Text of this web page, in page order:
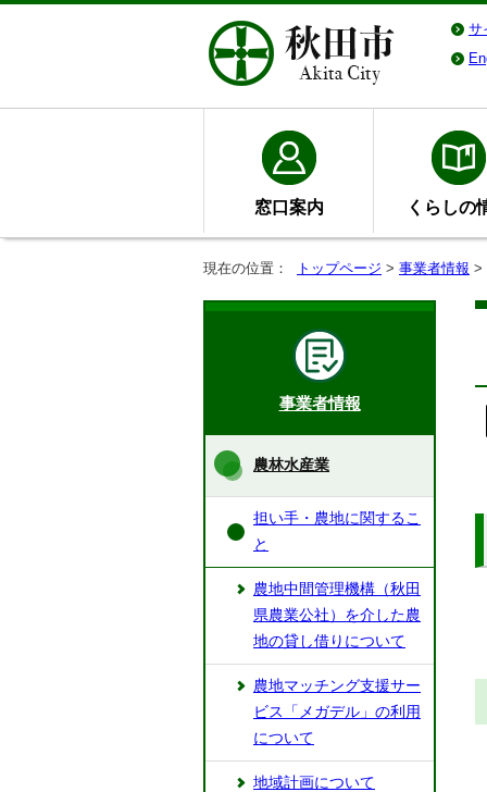
サ
窓口案内 くらしの
現在の位置： トップページ > 事業者情報 >
事業者情報
農林水産業
担い手・農地に関するこ
と
農地中間管理機構（秋田
県農業公社）を介した農
地の貸し借りについて
農地マッチング支援サー
ビス「メガデル」の利用
について
地域計画について